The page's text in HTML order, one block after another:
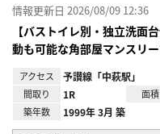
情報更新日 2026/08/09 12:36
【バストイレ別・独立洗
動も可能な角部屋マンスリ
アクセス 予讃線「中萩駅」
間取り 1R 面積
築年数 1999年 3月 築